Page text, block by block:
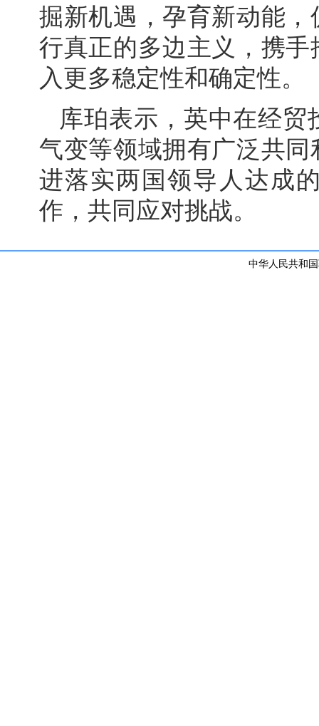
掘新机遇，孕育新动能
行真正的多边主义，携
入更多稳定性和确定性。
库珀表示，英中在经
气变等领域拥有广泛共
进落实两国领导人达成
作，共同应对挑战。
中华人民共和